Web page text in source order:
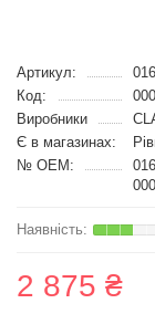
Артикул:
Код:
Виробники
Є в магазинах:
№ OEM:
2 875 ₴